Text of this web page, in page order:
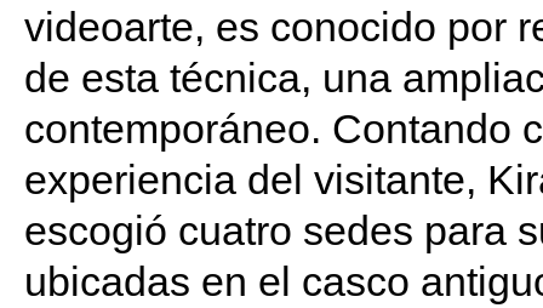
videoarte, es conocido por
de esta técnica, una
contemporáneo. Contando
experiencia del visitante,
escogió cuatro sedes para
ubicadas en el casco